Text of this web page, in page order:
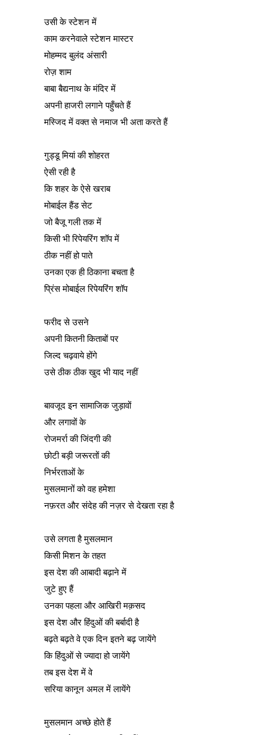
उसी के स्टेशन में
काम करनेवाले स्टेशन मास्टर
मोहम्मद बुलंद अंसारी
रोज़ शाम
बाबा बैद्यनाथ के मंदिर में
अपनी हाजरी लगाने पहुँचते हैं
मस्जिद में वक्त से नमाज भी अता करते हैं
गुड्डू मियां की शोहरत
ऐसी रही है
कि शहर के ऐसे खराब
मोबाईल हैंड सेट
जो बैजू गली तक में
किसी भी रिपेयरिंग शॉप में
ठीक नहीं हो पाते
उनका एक ही ठिकाना बचता है
प्रिंस मोबाईल रिपेयरिंग शॉप
फरीद से उसने
अपनी कितनी किताबों पर
जिल्द चढ़वाये होंगे
उसे ठीक ठीक खुद भी याद नहीं
बावजूद इन सामाजिक जुड़ावों
और लगावों के
रोजमर्रा की जिंदगी की
छोटी बड़ी जरूरतों की
निर्भरताओं के
मुसलमानों को वह हमेशा
नफ़रत और संदेह की नज़र से देखता रहा है
उसे लगता है मुसलमान
किसी मिशन के तहत
इस देश की आबादी बढ़ाने में
जुटे हुए हैं
उनका पहला और आखिरी मक़सद
इस देश और हिंदुओं की बर्बादी है
बढ़ते बढ़ते वे एक दिन इतने बढ़ जायेंगे
कि हिंदुओं से ज्यादा हो जायेंगे
तब इस देश में वे
सरिया कानून अमल में लायेंगे
मुसलमान अच्छे होते हैं